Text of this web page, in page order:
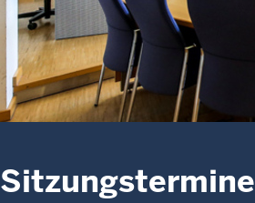
Sitzungstermine